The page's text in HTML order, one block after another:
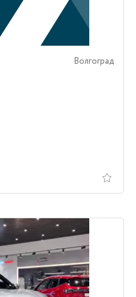
Волгоград